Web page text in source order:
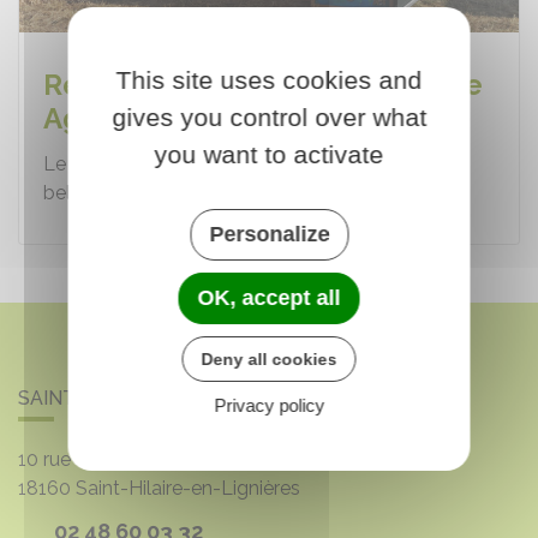
Retour en images sur le Comice
Agricole de Lignières 2025
Le Comice Agricole de Lignières 2025 a été une
belle réussite, et Saint-Hilaire-en-Lignières y a…
SAINT-HILAIRE-EN-LIGNIÈRES
10 rue de Borneis
18160 Saint-Hilaire-en-Lignières
02 48 60 03 32
This site uses cookies and
gives you control over what
you want to activate
Personalize
OK, accept all
Deny all cookies
Privacy policy